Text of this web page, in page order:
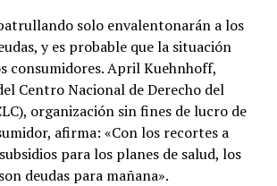
solo envalentonarán a los
y es probable que la situación
consumidores. April Kuehnhoff,
Centro Nacional de Derecho del
organización sin fines de lucro de
afirma: «Con los recortes a
para los planes de salud, los
deudas para mañana».